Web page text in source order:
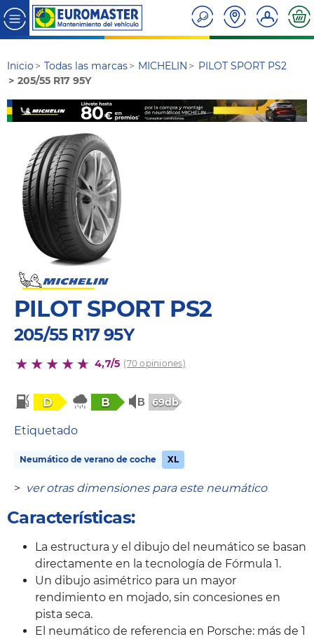
Inicio Todas las marcas MICHELIN
PILOT SPORT PS2
205/55 R17 95Y
PILOT SPORT PS2
205/55 R17 95Y
4,7/5 (70 opiniones)
D B 69db
Etiquetado
Neumático de verano de coche XL
> ver otras dimensiones para este neumático
Características:
La estructura y el dibujo del neumático se basan
directamente en la tecnología de Fórmula 1.
Un dibujo asimétrico para un mayor
rendimiento en mojado, sin concesiones en
pista seca.
El neumático de referencia en Porsche: más de 1